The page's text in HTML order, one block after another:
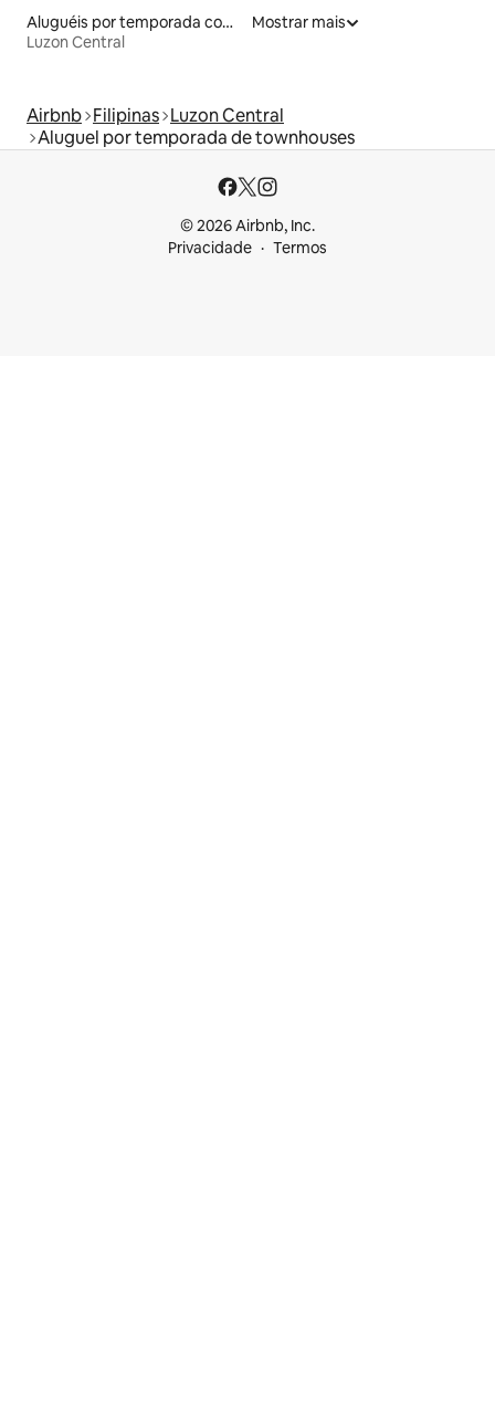
Aluguéis por temporada com acesso à praia
Luzon Central
Mostrar mais
Airbnb Filipinas Luzon Central
Aluguel por temporada de townhouses
© 2026 Airbnb, Inc.
Privacidade
Termos